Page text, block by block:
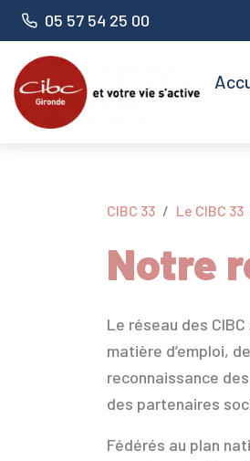
Numéro de téléphone :
05 57 54 25 00
CIBC 33 Le CIBC 33
Notre
Le réseau des
matière d’emploi,
reconnaissance
des partenaires
Fédérés au plan
Panneau de gestion des cookies